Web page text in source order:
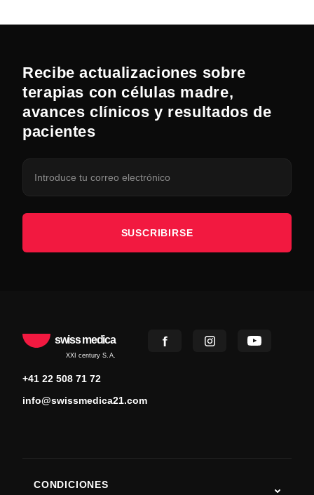
Recibe actualizaciones sobre
terapias con células madre,
avances clínicos y resultados de
pacientes
SUSCRIBIRSE
swiss medica
XXI century S.A.
+41 22 508 71 72
info@swissmedica21.com
CONDICIONES